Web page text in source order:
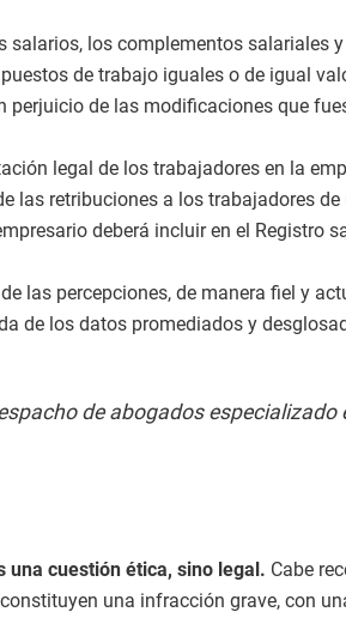
salarios, los complementos salariales
de trabajo iguales o de igual
perjuicio de las modificaciones que
legal de los trabajadores en la
las retribuciones a los trabajadores
deberá incluir en el Registro
las percepciones, de manera fiel y
de los datos promediados y
de abogados
una cuestión ética, sino legal. Cabe
una infracción grave, con